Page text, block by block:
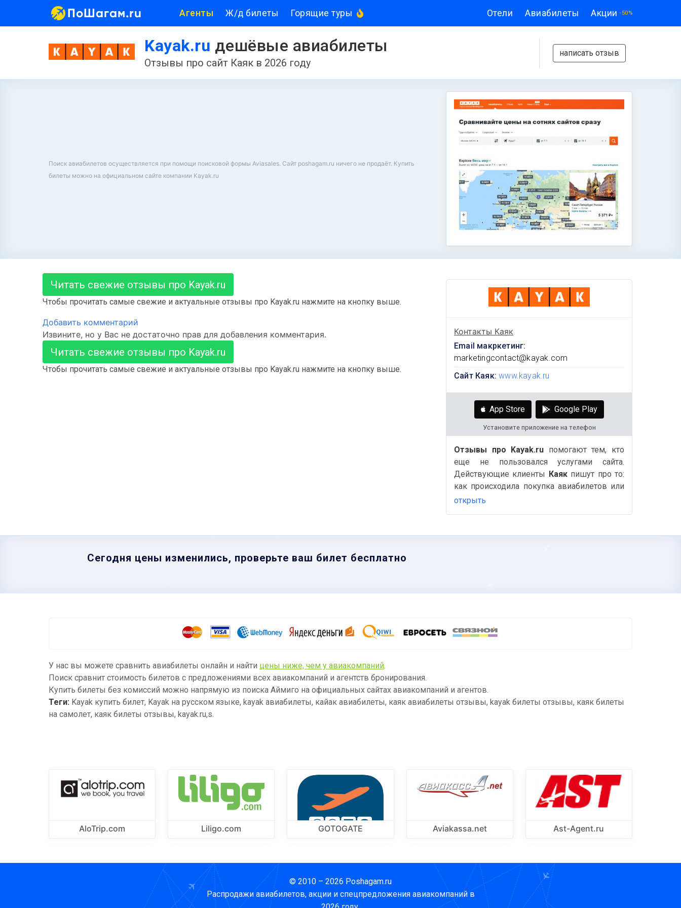
ПоШагам.ru Агенты Ж/д билеты Горящие туры Отели Авиабилеты Акции -50%
Kayak.ru дешёвые авиабилеты
Отзывы про сайт Каяк в 2026 году
написать отзыв
Поиск авиабилетов осуществляется при помощи поисковой формы Aviasales. Сайт poshagam.ru ничего не продаёт. Купить
билеты можно на официальном сайте компании Kayak.ru
Читать свежие отзывы про Kayak.ru
Чтобы прочитать самые свежие и актуальные отзывы про Kayak.ru нажмите на кнопку выше.
Добавить комментарий
Извините, но у Вас не достаточно прав для добавления комментария.
Читать свежие отзывы про Kayak.ru
Чтобы прочитать самые свежие и актуальные отзывы про Kayak.ru нажмите на кнопку выше.
Контакты Каяк
Email макркетинг:
marketingcontact@kayak.com
Сайт Каяк: www.kayak.ru
App Store Google Play
Установите приложение на телефон
Отзывы про Kayak.ru помогают тем, кто
еще не пользовался услугами сайта.
Действующие клиенты
Каякпишут про то:
как происходила покупка авиабилетов или
Ж/д, бронирование отелей, быстро ли был
открыть
Сегодня цены изменились, проверьте ваш билет бесплатно
У нас вы можете сравнить авиабилеты онлайн и найти цены ниже, чем у авиакомпаний.
Поиск сравнит стоимость билетов с предложениями всех авиакомпаний и агентств бронирования.
Купить билеты без комиссий можно напрямую из поиска Аймиго на официальных сайтах авиакомпаний и агентов.
Теги: Kayak купить билет, Kayak на русском языке, kayak авиабилеты, кайак авиабилеты, каяк авиабилеты отзывы, kayak билеты отзывы, каяк билеты
на самолет, каяк билеты отзывы, kayak.ru,s.
AloTrip.com Liligo.com GOTOGATE Aviakassa.net Ast-Agent.ru
© 2010 – 2026 Poshagam.ru
Распродажи авиабилетов, акции и спецпредложения авиакомпаний в